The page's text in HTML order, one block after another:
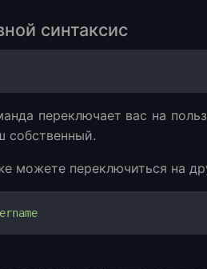
синтаксис
переключает вас на
собственный.
можете переключиться на